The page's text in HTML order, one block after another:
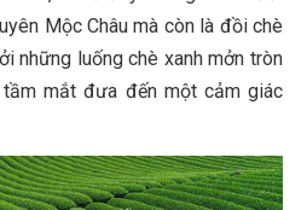
Mộc Châu mà còn là đồi chè
những luống chè xanh mởn tròn
mắt đưa đến một cảm giác